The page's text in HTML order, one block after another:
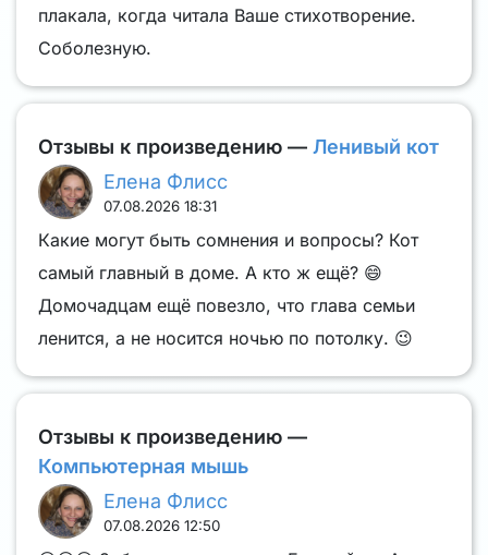
плакала, когда читала Ваше стихотворение.
Соболезную.
Отзывы к произведению — Ленивый кот
Елена Флисс
07.08.2026 18:31
Какие могут быть сомнения и вопросы? Кот
самый главный в доме. А кто ж ещё? 😄
Домочадцам ещё повезло, что глава семьи
ленится, а не носится ночью по потолку. 😉
Отзывы к произведению —
Компьютерная мышь
Елена Флисс
07.08.2026 12:50